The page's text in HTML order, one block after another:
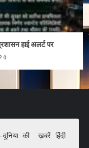
हाई अलर्ट पर
0
की  ख़बरें हिंदी